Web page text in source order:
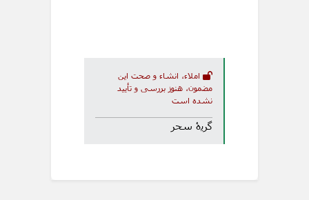
املاء، انشاء و صحت این
مضمون، هنوز بررسی و تأیید
نشده است
گریۀ سحر